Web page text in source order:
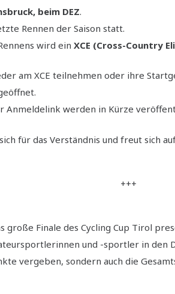
beim DEZ.
Rennen der Saison statt.
wird ein XCE (Cross-Country
am XCE teilnehmen oder ihre
werden in Kürze
für das Verständnis und freut sich
+++
große Finale des Cycling Cup Tirol
und -sportler in
vergeben, sondern auch die